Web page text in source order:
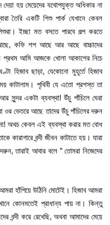
দেয়া হয় মেয়েদের যথোপযুক্ত অধিকার না
তৈরি একটি শিশু পার্ক যেখানে কেবল
ইচ্ছা মত বসতে পারবে গল্প করতে
আছে, কফি শপ আছে আর আছে বাচ্চাদের
প্রথম আমি আজকে খোলা আকাশের নিচে
হিজাব ছাড়া, যেকোনো মুহূর্তে হিজাব
কাটালাম। পৃথিবী যে এতো প্রশস্ত তা
একটা ব্যবস্থা! উঁচু পাঁচিলে ঘেরা
ওর ভেতরে আছে তাদের উঁচু পাঁচিলের দরুন
না! অথচ কেবল এই ব্যবস্থা করার মত বোধ
কারাগারে বন্দী জীবন কাটাতে হয়। যারা
তারাই আবার বলে ” তোমরা নিজেদের
আমরা হাঁপিয়ে উঠিনি মোটেই। হিজাব আমরা
কোনমতেই প্রাধান্য পায় না। কিন্তু
বন্দী করে রেখেছি, অথবা আমাদের মেয়ে